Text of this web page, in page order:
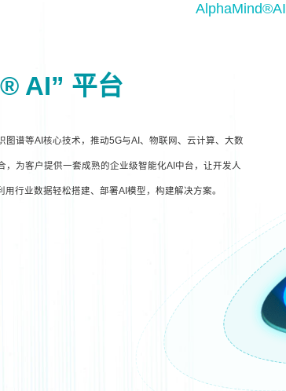
AlphaMind®AI
AI” 平台
图谱等AI核心技术，推动5G与AI、物联网、云计算、大数
，为客户提供一套成熟的企业级智能化AI中台，让开发人
行业数据轻松搭建、部署AI模型，构建解决方案。